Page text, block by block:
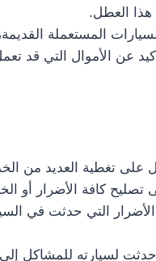
هذا العطل.
المستعملة
عن الأموال التي قد
على تغطية العديد من
كافة الأضرار أو
التي حدثت في
لسيارته للمشاكل